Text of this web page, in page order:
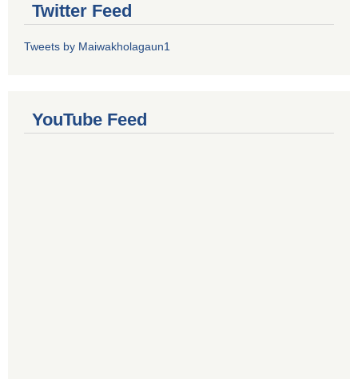
Twitter Feed
Tweets by Maiwakholagaun1
YouTube Feed